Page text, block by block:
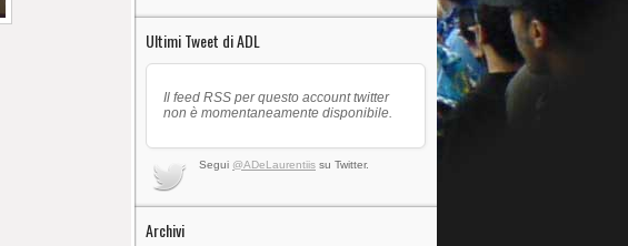
Ultimi Tweet di ADL
Il feed RSS per questo account twitter
non è momentaneamente disponibile.
Segui @ADeLaurentiis su Twitter.
Archivi